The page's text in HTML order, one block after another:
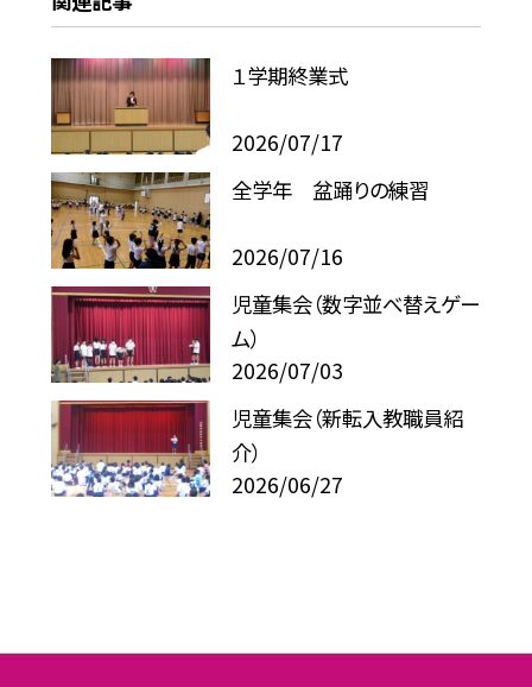
１学期終業式
2026/07/17
全学年 盆踊りの練習
2026/07/16
児童集会（数字並べ替えゲー
ム）
2026/07/03
児童集会（新転入教職員紹
介）
2026/06/27